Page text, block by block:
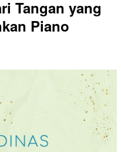
Tangan yang
Piano